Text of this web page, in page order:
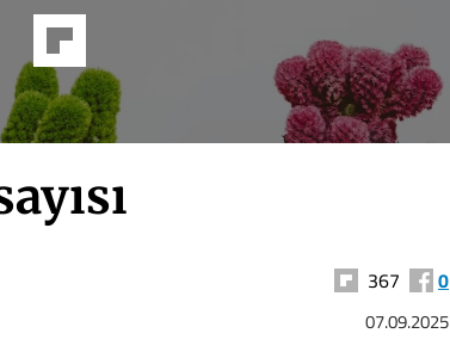
367 0
07.09.2025